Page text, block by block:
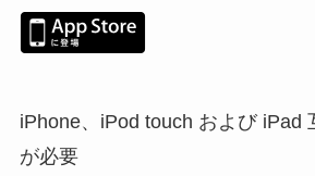
iPhone、iPod touch および iPad
が必要